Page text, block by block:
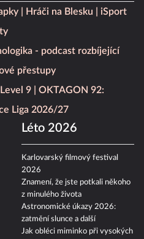
Hráči na Blesku
iSport
- podcast rozbíjející
přestupy
9
OKTAGON 92:
Liga 2026/27
Léto 2026
Karlovarský filmový festival
2026
Znamení, že jste potkali někoho
z minulého života
Astronomické úkazy 2026:
zatmění slunce a další
Jak obléci miminko při vysokých